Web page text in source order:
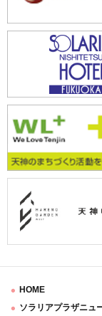
HOME
ソラリアプラザニュ